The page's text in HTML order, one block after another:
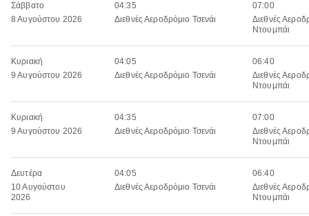
Σάββατο
8 Αυγούστου 2026
04:35
Διεθνές Αεροδρόμιο Τσενάι
07:00
Διεθνές
Ντουμπάι
Κυριακή
9 Αυγούστου 2026
04:05
Διεθνές Αεροδρόμιο Τσενάι
06:40
Διεθνές
Ντουμπάι
Κυριακή
9 Αυγούστου 2026
04:35
Διεθνές Αεροδρόμιο Τσενάι
07:00
Διεθνές
Ντουμπάι
Δευτέρα
10 Αυγούστου
2026
04:05
Διεθνές Αεροδρόμιο Τσενάι
06:40
Διεθνές
Ντουμπάι